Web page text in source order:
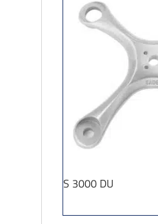
S 3000 DU